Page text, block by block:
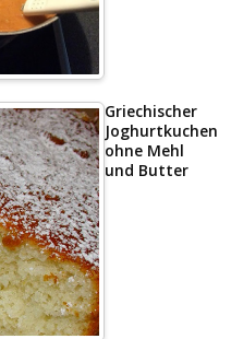
Griechischer
Joghurtkuchen
ohne Mehl
und Butter